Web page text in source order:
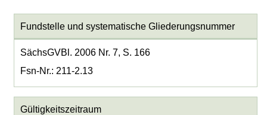
Fundstelle und systematische Gliederungsnummer
SächsGVBl. 2006 Nr. 7, S. 166
Fsn-Nr.: 211-2.13
Gültigkeitszeitraum